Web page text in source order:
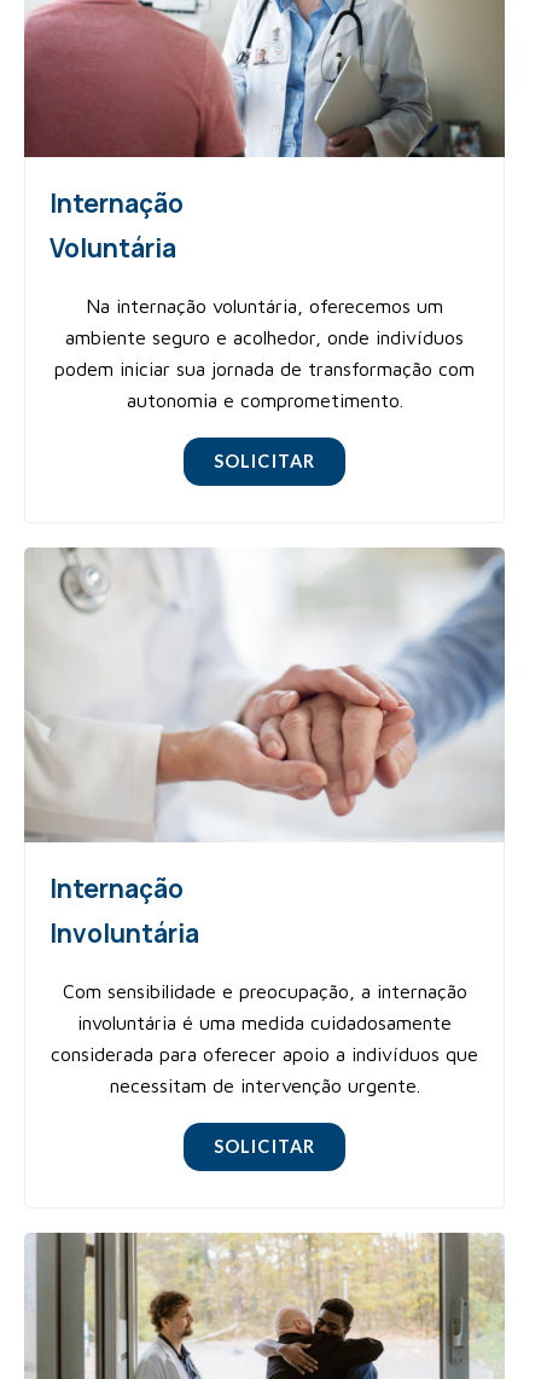
Internação
Voluntária
Na internação voluntária, oferecemos um
ambiente seguro e acolhedor, onde indivíduos
podem iniciar sua jornada de transformação com
autonomia e comprometimento.
SOLICITAR
Internação
Involuntária
Com sensibilidade e preocupação, a internação
involuntária é uma medida cuidadosamente
considerada para oferecer apoio a indivíduos que
necessitam de intervenção urgente.
SOLICITAR